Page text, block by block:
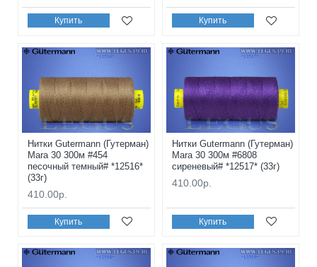
Купить Купить
Нитки Gutermann (Гутерман)
Mara 30 300м #454
песочный темный# *12516*
(33г)
410.00р.
Купить
Нитки Gutermann (Гутерман)
Mara 30 300м #6808
сиреневый# *12517* (33г)
410.00р.
Купить